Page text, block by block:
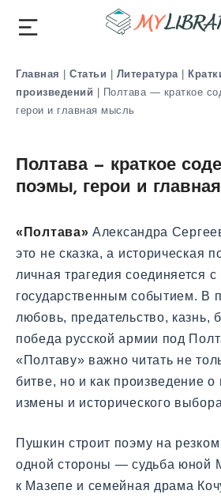
Главная | Статьи | Литература |
произведений | Полтава — краткое
герои и главная мысль
Полтава — краткое
поэмы, герои и
«Полтава» Александра
это не сказка, а историческая
личная трагедия соединяется
государственным событием. В
любовь, предательство, казнь,
победа русской армии под
«Полтаву» важно читать не
битве, но и как произведение
измены и исторического
Пушкин строит поэму на резком
одной стороны — судьба юной
к Мазепе и семейная драма